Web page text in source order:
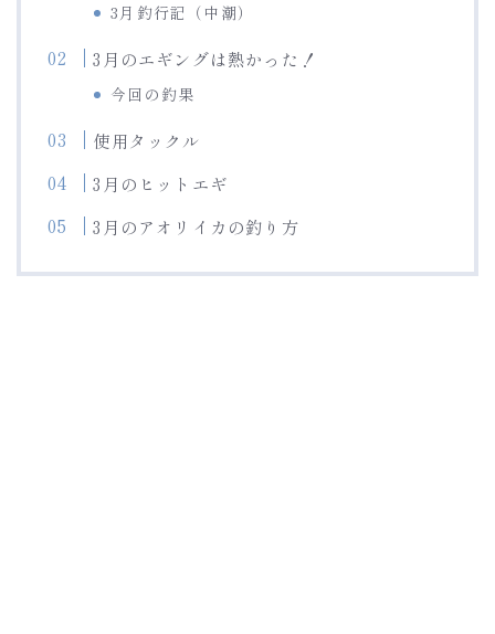
3月釣行記（中潮）
3月のエギングは熱かった！
今回の釣果
使用タックル
3月のヒットエギ
3月のアオリイカの釣り方